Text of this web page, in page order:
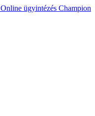
Online ügyintézés Champion